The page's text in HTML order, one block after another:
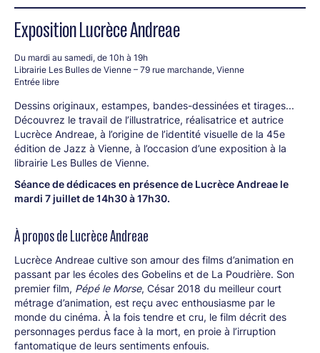
Exposition Lucrèce Andreae
Du mardi au samedi, de 10h à 19h
Librairie Les Bulles de Vienne – 79 rue marchande, Vienne
Entrée libre
Dessins originaux, estampes, bandes-dessinées et tirages...
Découvrez le travail de l’illustratrice, réalisatrice et autrice
Lucrèce Andreae, à l’origine de l’identité visuelle de la 45e
édition de Jazz à Vienne, à l’occasion d’une exposition à la
librairie Les Bulles de Vienne.
Séance de dédicaces en présence de Lucrèce Andreae le
mardi 7 juillet de 14h30 à 17h30.
À propos de Lucrèce Andreae
Lucrèce Andreae cultive son amour des films d’animation en
passant par les écoles des Gobelins et de La Poudrière. Son
premier film, Pépé le Morse, César 2018 du meilleur court
métrage d’animation, est reçu avec enthousiasme par le
monde du cinéma. À la fois tendre et cru, le film décrit des
personnages perdus face à la mort, en proie à l’irruption
fantomatique de leurs sentiments enfouis.